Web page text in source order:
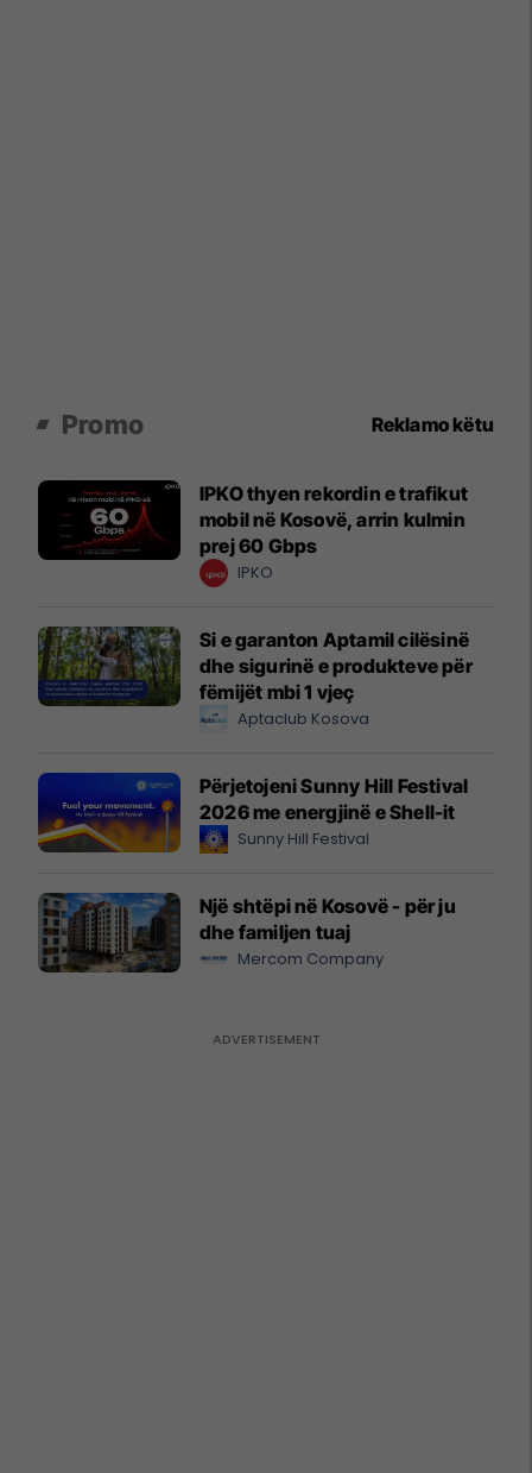
Promo Reklamo këtu
IPKO thyen rekordin e trafikut
mobil në Kosovë, arrin kulmin
prej 60 Gbps
IPKO
Si e garanton Aptamil cilësinë
dhe sigurinë e produkteve për
fëmijët mbi 1 vjeç
Aptaclub Kosova
Përjetojeni Sunny Hill Festival
2026 me energjinë e Shell-it
Sunny Hill Festival
Një shtëpi në Kosovë - për ju
dhe familjen tuaj
Mercom Company